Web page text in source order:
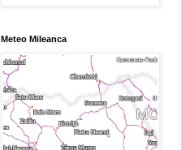
Meteo Mileanca